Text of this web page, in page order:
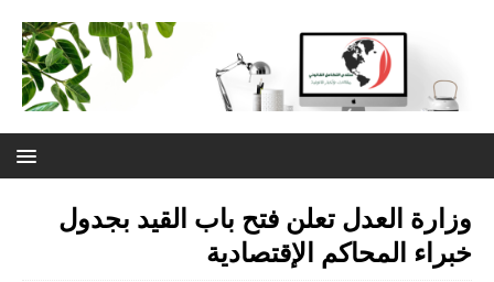
وزارة العدل تعلن فتح باب القيد بجدول
خبراء المحاكم الإقتصادية